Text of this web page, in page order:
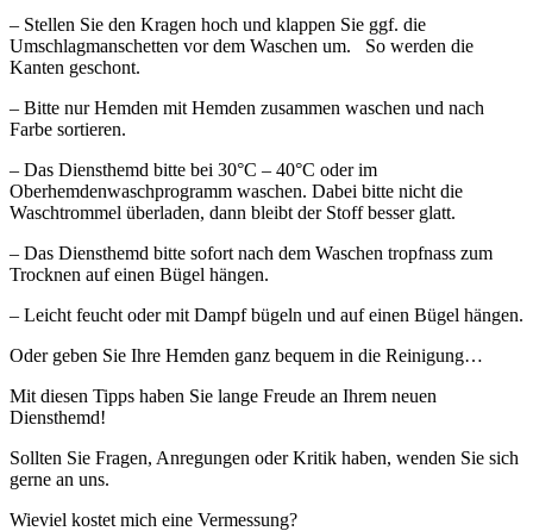
– Stellen Sie den Kragen hoch und klappen Sie ggf. die
Umschlagmanschetten vor dem Waschen um. So werden die
Kanten geschont.
– Bitte nur Hemden mit Hemden zusammen waschen und nach
Farbe sortieren.
– Das Diensthemd bitte bei 30°C – 40°C oder im
Oberhemdenwaschprogramm waschen. Dabei bitte nicht die
Waschtrommel überladen, dann bleibt der Stoff besser glatt.
– Das Diensthemd bitte sofort nach dem Waschen tropfnass zum
Trocknen auf einen Bügel hängen.
– Leicht feucht oder mit Dampf bügeln und auf einen Bügel hängen.
Oder geben Sie Ihre Hemden ganz bequem in die Reinigung…
Mit diesen Tipps haben Sie lange Freude an Ihrem neuen
Diensthemd!
Sollten Sie Fragen, Anregungen oder Kritik haben, wenden Sie sich
gerne an uns.
Wieviel kostet mich eine Vermessung?